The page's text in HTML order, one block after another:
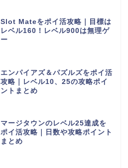
Slot Mateをポイ活攻略｜目標は
レベル160！レベル900は無理ゲ
ー
エンパイアズ＆パズルズをポイ活
攻略｜レベル10、25の攻略ポイ
ントまとめ
マージタウンのレベル25達成を
ポイ活攻略｜日数や攻略ポイント
まとめ